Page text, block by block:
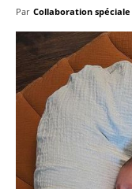
Par Collaboration spéciale